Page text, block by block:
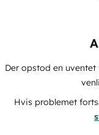
Der opstod en
Hvis problemet